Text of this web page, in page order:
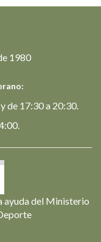
1980
de 17:30 a 20:30.
ayuda del Ministerio